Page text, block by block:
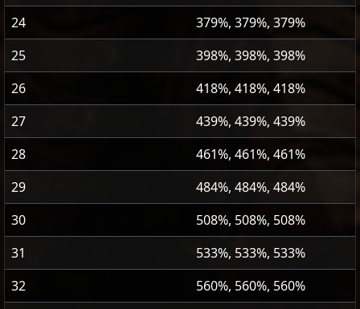
24
379%, 379%, 379%
25
398%, 398%, 398%
26
418%, 418%, 418%
27
439%, 439%, 439%
28
461%, 461%, 461%
29
484%, 484%, 484%
30
508%, 508%, 508%
31
533%, 533%, 533%
32
560%, 560%, 560%